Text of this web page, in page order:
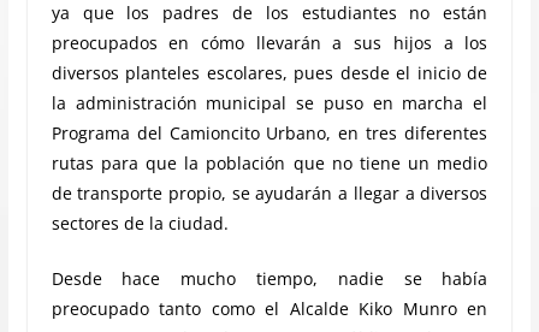
ya que los padres de los estudiantes no están
preocupados en cómo llevarán a sus hijos a los
diversos planteles escolares, pues desde el inicio de
la administración municipal se puso en marcha el
Programa del Camioncito Urbano, en tres diferentes
rutas para que la población que no tiene un medio
de transporte propio, se ayudarán a llegar a diversos
sectores de la ciudad.
Desde hace mucho tiempo, nadie se había
preocupado tanto como el Alcalde Kiko Munro en